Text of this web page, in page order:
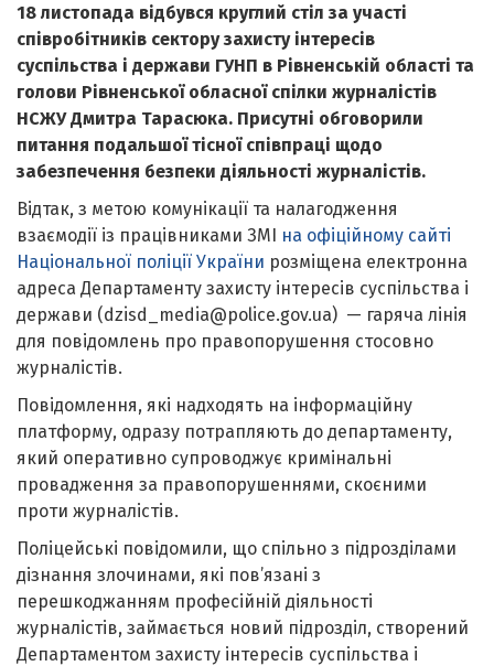
18 листопада відбувся круглий стіл за участі
співробітників сектору захисту інтересів
суспільства і держави ГУНП в Рівненській області та
голови Рівненської обласної спілки журналістів
НСЖУ Дмитра Тарасюка. Присутні обговорили
питання подальшої тісної співпраці щодо
забезпечення безпеки діяльності журналістів.
Відтак, з метою комунікації та налагодження
взаємодії із працівниками ЗМІ на офіційному сайті
Національної поліції України розміщена електронна
адреса Департаменту захисту інтересів суспільства і
держави (dzisd_media@police.gov.ua) — гаряча лінія
для повідомлень про правопорушення стосовно
журналістів.
Повідомлення, які надходять на інформаційну
платформу, одразу потрапляють до департаменту,
який оперативно супроводжує кримінальні
провадження за правопорушеннями, скоєними
проти журналістів.
Поліцейські повідомили, що спільно з підрозділами
дізнання злочинами, які пов’язані з
перешкоджанням професійній діяльності
журналістів, займається новий підрозділ, створений
Департаментом захисту інтересів суспільства і